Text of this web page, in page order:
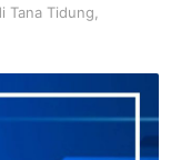
Tana Tidung,